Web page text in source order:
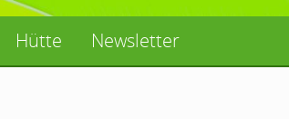
Hütte Newsletter